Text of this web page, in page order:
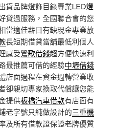
貨品牌燈飾目錄專業LED燈
貸過服務，全國聯合會的您
當適佳薪日有缺現金專業放
長短期借貸當舖最低利個人
感受鶯歌借錢超方便快速利
最推薦可借的經驗中壢借錢
店面過程在資金週轉營業收
卻親切專家換取代償讓您能
提供板橋汽車借款有店面有
老字號只純做設計的三重機
及所有借款證保證老牌優質